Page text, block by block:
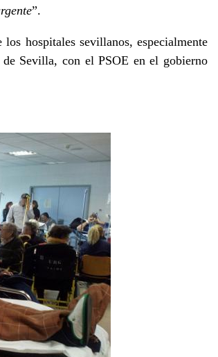
”.
hospitales sevillanos, especialmente
Sevilla, con el PSOE en el gobierno